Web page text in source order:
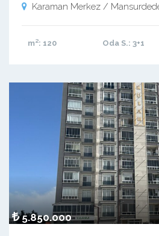
Karaman Merkez /
m²: 120 Oda S.: 3+1
5.850.000